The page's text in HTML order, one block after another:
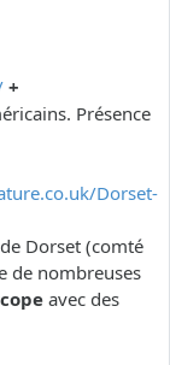
+
Présence
Dorset-
Dorset (comté
de nombreuses
avec des